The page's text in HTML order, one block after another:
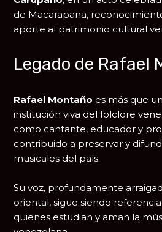
de Macarapana,
aporte al patrimonio cultural
Legado de Rafael
Rafael Montaño es más que
institución viva del folclore
como cantante, educador y
contribuido a preservar y
musicales del país.
Su voz, profundamente
oriental, sigue siendo
quienes estudian y aman la